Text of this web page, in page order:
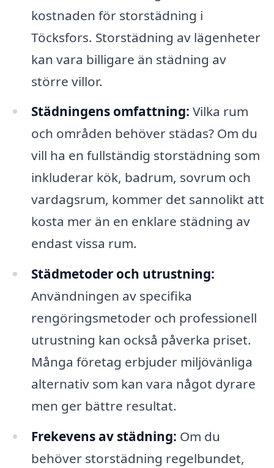
kostnaden för storstädning i
Töcksfors. Storstädning av lägenheter
kan vara billigare än städning av
större villor.
Städningens omfattning: Vilka rum
och områden behöver städas? Om du
vill ha en fullständig storstädning som
inkluderar kök, badrum, sovrum och
vardagsrum, kommer det sannolikt att
kosta mer än en enklare städning av
endast vissa rum.
Städmetoder och utrustning:
Användningen av specifika
rengöringsmetoder och professionell
utrustning kan också påverka priset.
Många företag erbjuder miljövänliga
alternativ som kan vara något dyrare
men ger bättre resultat.
Frekevens av städning: Om du
behöver storstädning regelbundet,